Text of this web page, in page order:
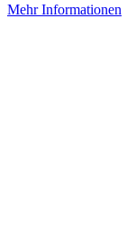
Mehr Informationen